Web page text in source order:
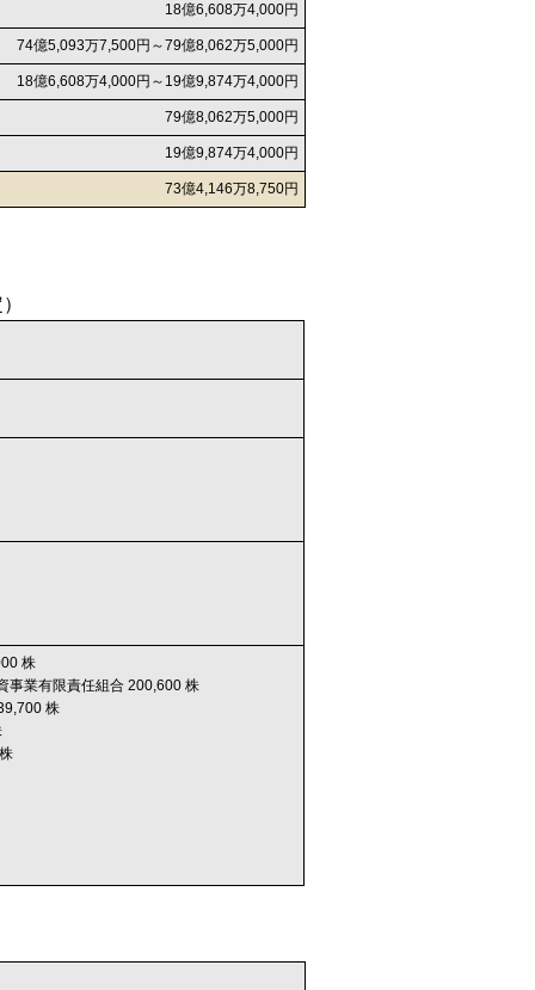
18億6,608万4,000円
74億5,093万7,500円～79億8,062万5,000円
18億6,608万4,000円～19億9,874万4,000円
79億8,062万5,000円
19億9,874万4,000円
73億4,146万8,750円
株
事業有限責任組合 200,600 株
株